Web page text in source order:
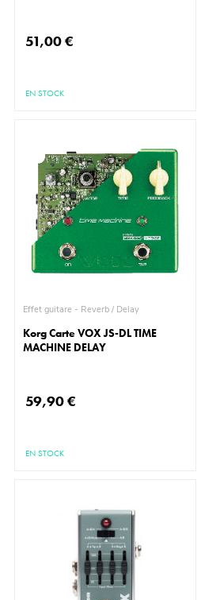
51,00 €
EN STOCK
Effet guitare - Reverb / Delay
Korg Carte VOX JS-DL TIME
MACHINE DELAY
59,90 €
EN STOCK